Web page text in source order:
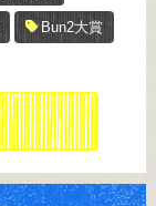
Bun2大賞